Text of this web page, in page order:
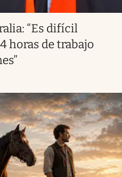
“Es difícil
horas de trabajo